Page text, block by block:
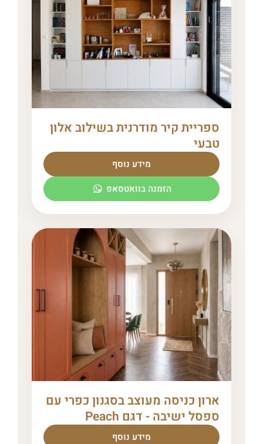
ספריית קיר מודרנית בשילוב אלון
טבעי
מידע נוסף
הזמנה בוואטסאפ
ארון כניסה מעוצב בסגנון כפרי עם
ספסל ישיבה - דגם Peach
מידע נוסף